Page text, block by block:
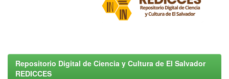
Repositorio Digital de Ciencia y Cultura de El Salvador
REDICCES